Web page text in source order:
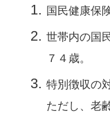
国民健康保
世帯内の国
７４歳。
特別徴収の
ただし、老